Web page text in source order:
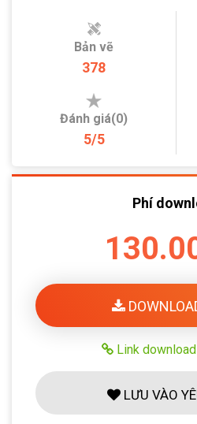
Bản vẽ
378
Đánh giá(0)
5/5
Phí
Link
LƯU VÀO